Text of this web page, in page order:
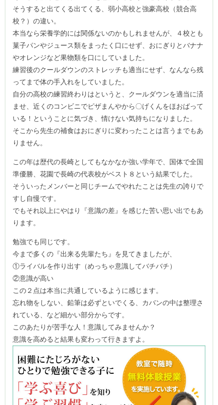
そうすると出てくる出てくる、弱小高校と強豪高校（競合高
校？）の違い。
本当なら栄養学的には関係ないのかもしれませんが、４校とも
菓子パンやジュース類をまったく口にせず、おにぎりとバナナ
やオレンジなど果物類を口にしていました。
練習後のクールダウンのストレッチも適当にせず、なんなら残
ってまで体の手入れをしていました。
自分の高校の練習終わりはというと、クールダウンを適当に済
ませ、近くのコンビニでピザまんやから〇げくんをほおばって
いる！ということに気づき、情けない気持ちになりました。
そこから先生の補食はおにぎりに変わったことは言うまでもあ
りません。
この年は歴代の長崎としてもなかなか強い学年で、国体で全国
準優勝、花園で長崎の代表校がベスト８という結果でした。
そういったメンバーと同じチームでやれたことは先生の誇りで
すし自慢です。
でもそれ以上にやはり『意識の差』を感じた苦い思い出でもあ
ります。
勉強でも同じです。
今まで多くの『出来る先輩たち』を見てきましたが、
①ライバルを作り出す（めっちゃ意識してバチバチ）
②意識が高い
この２点は本当に共通しているように感じます。
忘れ物をしない、鉛筆は必ずといでくる、カバンの中は整理さ
れている、など細かい部分からです。
このあたりが苦手な人！意識してみませんか？
意識を高めると結果も変わって行きますよ。